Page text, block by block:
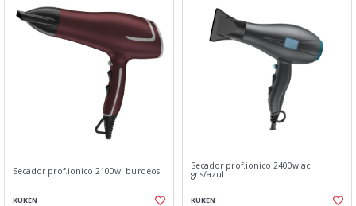
Secador prof.ionico 2100w. burdeos
KUKEN
Secador prof.ionico 2400w ac
gris/azul
KUKEN